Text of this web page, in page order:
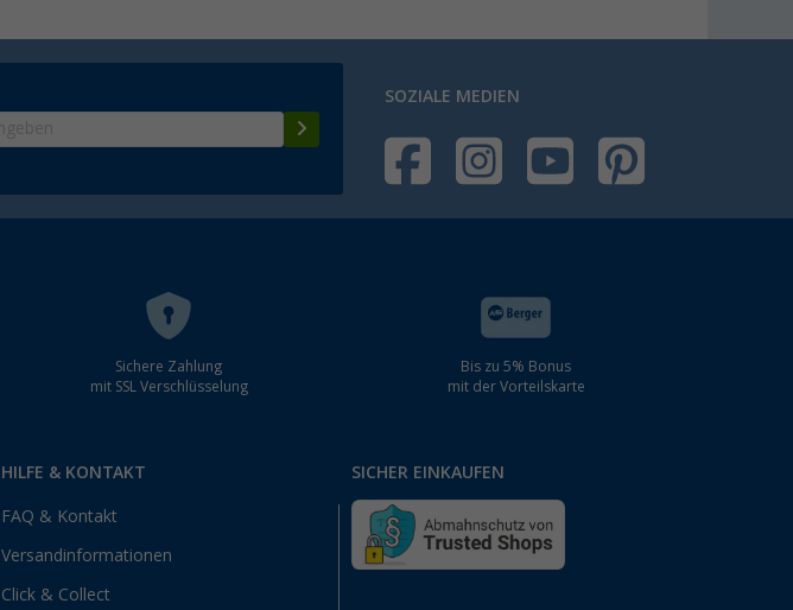
SOZIALE MEDIEN
Sichere Zahlung
mit SSL Verschlüsselung
Bis zu 5% Bonus
mit der Vorteilskarte
HILFE & KONTAKT
FAQ & Kontakt
Versandinformationen
Click & Collect
SICHER EINKAUFEN